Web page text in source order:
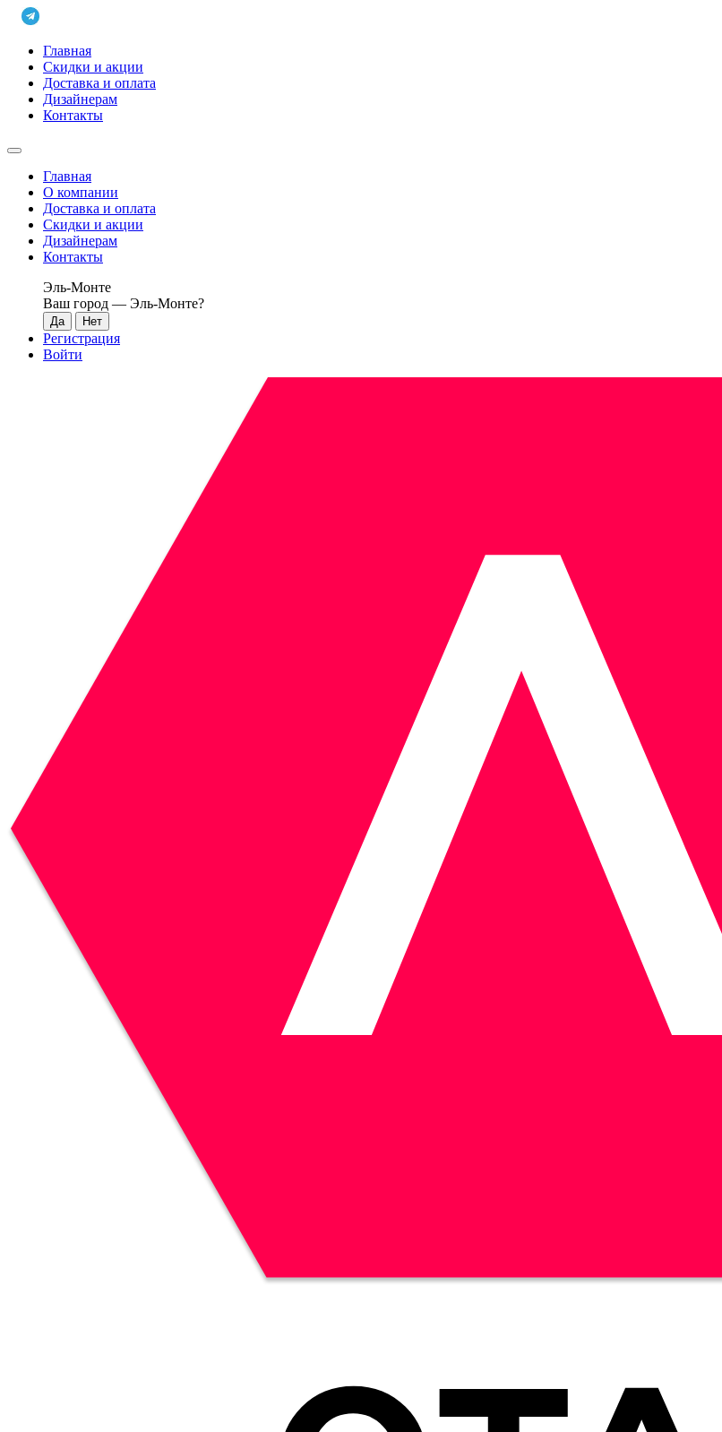
Главная
Скидки и акции
Доставка и оплата
Дизайнерам
Контакты
Главная
О компании
Доставка и оплата
Скидки и акции
Дизайнерам
Контакты
Эль-Монте
Ваш город — Эль-Монте?
Регистрация
Войти